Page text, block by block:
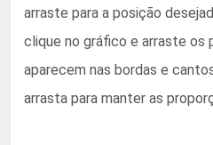
arraste para a posição
clique no gráfico e arraste os
aparecem nas bordas e
arrasta para manter as